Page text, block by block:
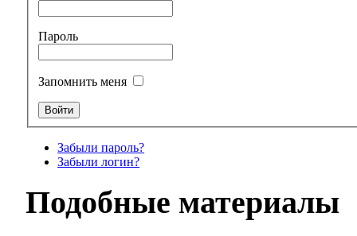
Пароль
Запомнить меня
Забыли пароль?
Забыли логин?
Подобные материалы